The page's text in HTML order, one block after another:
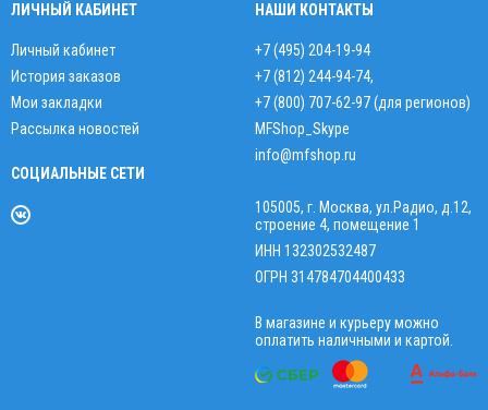
ЛИЧНЫЙ КАБИНЕТ
Личный кабинет
История заказов
Мои закладки
Рассылка новостей
СОЦИАЛЬНЫЕ СЕТИ
НАШИ КОНТАКТЫ
+7 (495) 204-19-94
+7 (812) 244-94-74,
+7 (800) 707-62-97 (для регионов)
MFShop_Skype
info@mfshop.ru
105005, г. Москва, ул.Радио, д.12,
строение 4, помещение 1
ИНН 132302532487
ОГРН 314784704400433
В магазине и курьеру можно
оплатить наличными и картой.